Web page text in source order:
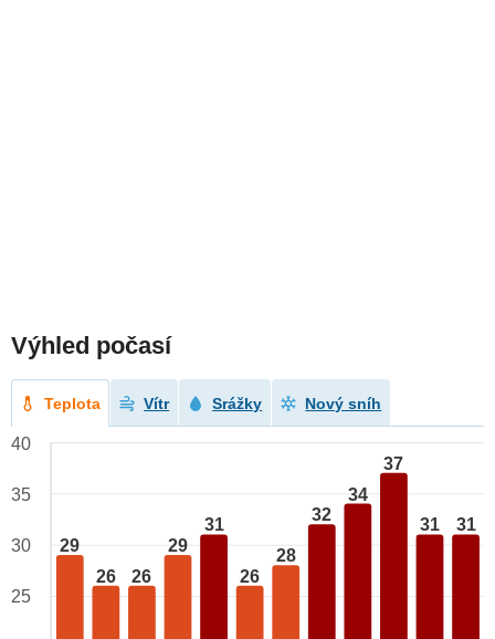
Výhled počasí
Teplota Vítr Srážky Nový sníh
29
26 26
29
31
26
28
32
34
37
31 31
40
35
30
25